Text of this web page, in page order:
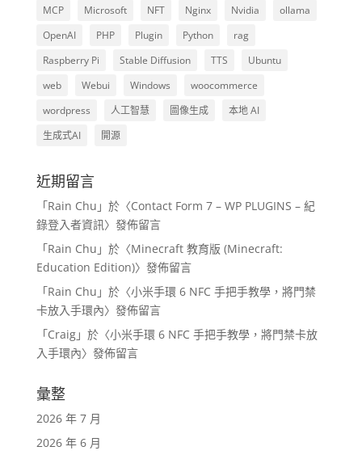
MCP Microsoft NFT Nginx Nvidia
ollama
OpenAI
PHP Plugin Python
rag
Raspberry Pi
Stable Diffusion TTS
Ubuntu
web
Webui Windows
woocommerce
wordpress
人工智慧 圖像生成
本地 AI
生成式AI
開源
近期留言
「Rain Chu 」於〈Contact Form 7 – WP PLUGINS – 紀
錄登入者資訊〉發佈留言
「Rain Chu 」於〈Minecraft 教育版 (Minecraft:
Education Edition)〉發佈留言
「Rain Chu 」於〈小米手環 6 NFC 手把手教學，將門禁
卡放入手環內〉發佈留言
「Craig」於〈小米手環 6 NFC 手把手教學，將門禁卡放
入手環內〉發佈留言
彙整
2026 年 7 月
2026 年 6 月